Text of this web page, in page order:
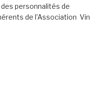
personnalités de
de l’Association Vin